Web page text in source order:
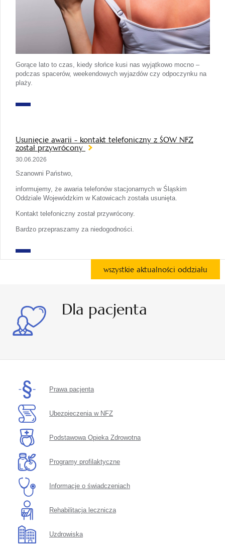
Gorące lato to czas, kiedy słońce kusi nas wyjątkowo mocno –
podczas spacerów, weekendowych wyjazdów czy odpoczynku na
plaży.
Usunięcie awarii - kontakt telefoniczny z ŚOW NFZ
został przywrócony
30.06.2026
Szanowni Państwo,
informujemy, że awaria telefonów stacjonarnych w Śląskim
Oddziale Wojewódzkim w Katowicach została usunięta.
Kontakt telefoniczny został przywrócony.
Bardzo przepraszamy za niedogodności.
wszystkie aktualności oddziału
Dla pacjenta
Prawa pacjenta
Ubezpieczenia w NFZ
Podstawowa Opieka Zdrowotna
Programy profilaktyczne
Informacje o świadczeniach
Rehabilitacja lecznicza
Uzdrowiska